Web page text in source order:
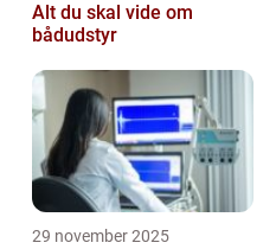
Alt du skal vide om
bådudstyr
29 november 2025